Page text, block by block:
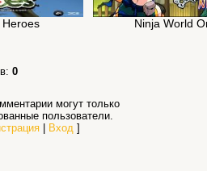
Heroes Ninja World
: 0
могут только
пользователи.
| Вход]